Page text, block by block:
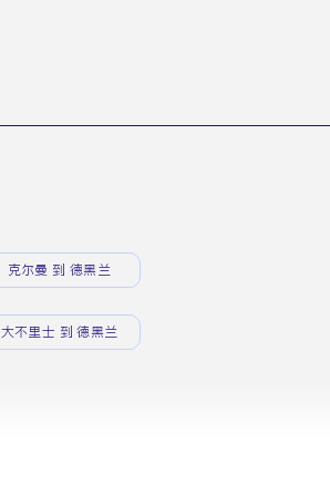
克尔曼 到 德黑兰
大不里士 到 德黑兰